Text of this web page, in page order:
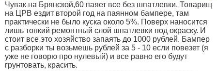
Чувак на Брянской,60 паяет все без шпатлевки. Товарищ
на ЦРВ ездит второй год на паянном бампере, там
практически не было куска около 5%. Поверх наносится
лишь тонкий ремонтный слой шпатлевки под окраску. И
стоит все это хозяйство запаять до 1000 рублей. Бампер
с разборки ты возьмешь рублей за 5 - 10 если повезет (я
уже не говорю про нулевый) и все равно его будут
грунтовать, красить.